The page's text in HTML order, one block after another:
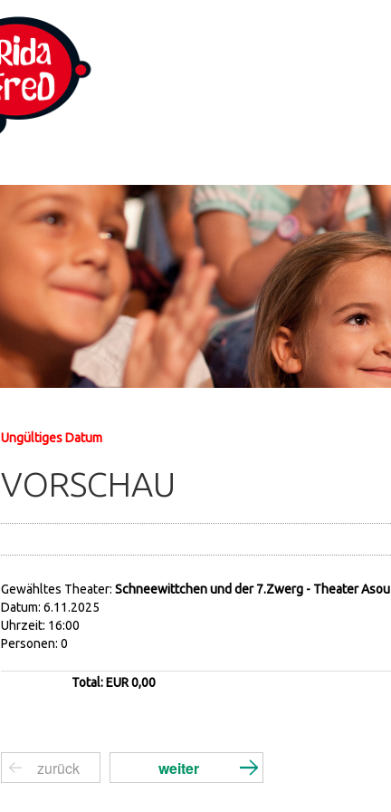
Ungültiges Datum
VORSCHAU
Gewähltes Theater: Schneewittchen und der 7.Zwerg - Theater Asou
Datum: 6.11.2025
Uhrzeit: 16:00
Personen: 0
Total: EUR 0,00